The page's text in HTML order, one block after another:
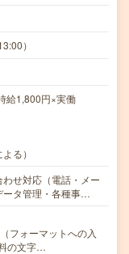
）
給1,800円×実働
る）
せ対応（電話・メー
ータ管理・各種事…
フォーマットへの入
の文字…